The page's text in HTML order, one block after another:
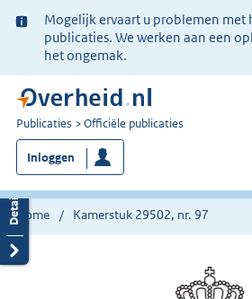
Ter
informatie:
Mogelijk ervaart u problemen met
publicaties. We werken aan een
het ongemak.
U
bent
nu
hier:
Publicaties Officiële publicaties
Inloggen
Home Kamerstuk 29502, nr. 97